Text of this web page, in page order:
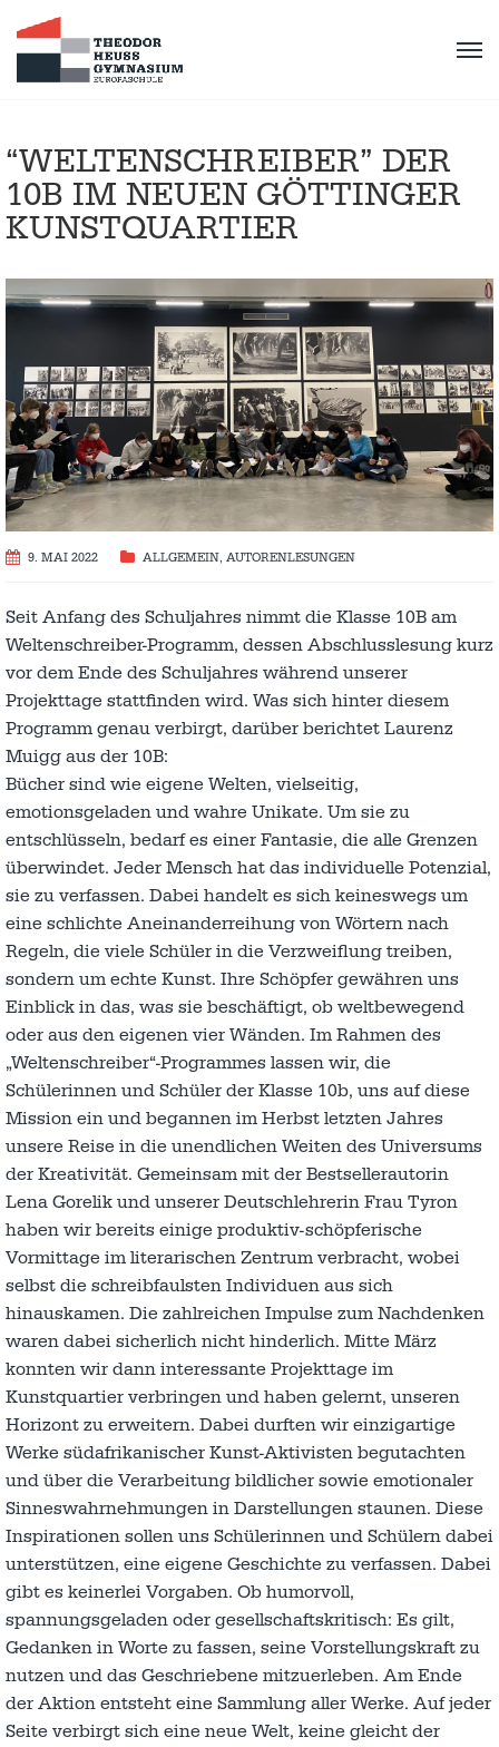
“WELTENSCHREIBER” DER
10B IM NEUEN GÖTTINGER
KUNSTQUARTIER
9. MAI 2022 ALLGEMEIN, AUTORENLESUNGEN
Seit Anfang des Schuljahres nimmt die Klasse 10B am
Weltenschreiber-Programm, dessen Abschlusslesung kurz
vor dem Ende des Schuljahres während unserer
Projekttage stattfinden wird. Was sich hinter diesem
Programm genau verbirgt, darüber berichtet Laurenz
Muigg aus der 10B:
Bücher sind wie eigene Welten, vielseitig,
emotionsgeladen und wahre Unikate. Um sie zu
entschlüsseln, bedarf es einer Fantasie, die alle Grenzen
überwindet. Jeder Mensch hat das individuelle Potenzial,
sie zu verfassen. Dabei handelt es sich keineswegs um
eine schlichte Aneinanderreihung von Wörtern nach
Regeln, die viele Schüler in die Verzweiflung treiben,
sondern um echte Kunst. Ihre Schöpfer gewähren uns
Einblick in das, was sie beschäftigt, ob weltbewegend
oder aus den eigenen vier Wänden. Im Rahmen des
„Weltenschreiber“-Programmes lassen wir, die
Schülerinnen und Schüler der Klasse 10b, uns auf diese
Mission ein und begannen im Herbst letzten Jahres
unsere Reise in die unendlichen Weiten des Universums
der Kreativität. Gemeinsam mit der Bestsellerautorin
Lena Gorelik und unserer Deutschlehrerin Frau Tyron
haben wir bereits einige produktiv-schöpferische
Vormittage im literarischen Zentrum verbracht, wobei
selbst die schreibfaulsten Individuen aus sich
hinauskamen. Die zahlreichen Impulse zum Nachdenken
waren dabei sicherlich nicht hinderlich. Mitte März
konnten wir dann interessante Projekttage im
Kunstquartier verbringen und haben gelernt, unseren
Horizont zu erweitern. Dabei durften wir einzigartige
Werke südafrikanischer Kunst-Aktivisten begutachten
und über die Verarbeitung bildlicher sowie emotionaler
Sinneswahrnehmungen in Darstellungen staunen. Diese
Inspirationen sollen uns Schülerinnen und Schülern dabei
unterstützen, eine eigene Geschichte zu verfassen. Dabei
gibt es keinerlei Vorgaben. Ob humorvoll,
spannungsgeladen oder gesellschaftskritisch: Es gilt,
Gedanken in Worte zu fassen, seine Vorstellungskraft zu
nutzen und das Geschriebene mitzuerleben. Am Ende
der Aktion entsteht eine Sammlung aller Werke. Auf jeder
Seite verbirgt sich eine neue Welt, keine gleicht der